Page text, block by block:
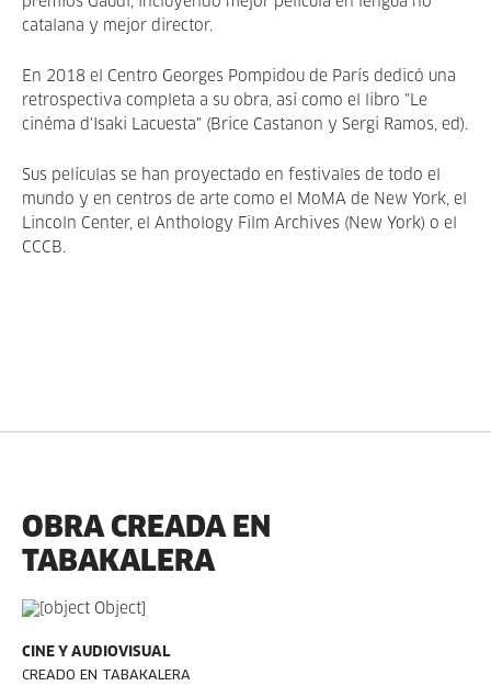
catalana y mejor director.
En 2018 el Centro Georges Pompidou de París dedicó una
retrospectiva completa a su obra, así como el libro "Le
cinéma d'Isaki Lacuesta" (Brice Castanon y Sergi Ramos, ed).
Sus películas se han proyectado en festivales de todo el
mundo y en centros de arte como el MoMA de New York, el
Lincoln Center, el Anthology Film Archives (New York) o el
CCCB.
OBRA CREADA EN
TABAKALERA
CINE Y AUDIOVISUAL
CREADO EN TABAKALERA